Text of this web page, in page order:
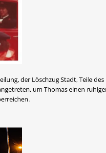
der Löschzug Stadt, Teile
um Thomas einen